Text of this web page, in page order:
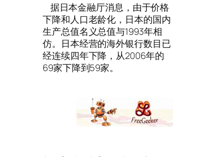
据日本金融厅消息，由于价格
下降和人口老龄化，日本的国内
生产总值名义总值与1993年相
仿。日本经营的海外银行数目已
经连续四年下降，从2006年的
69家下降到59家。